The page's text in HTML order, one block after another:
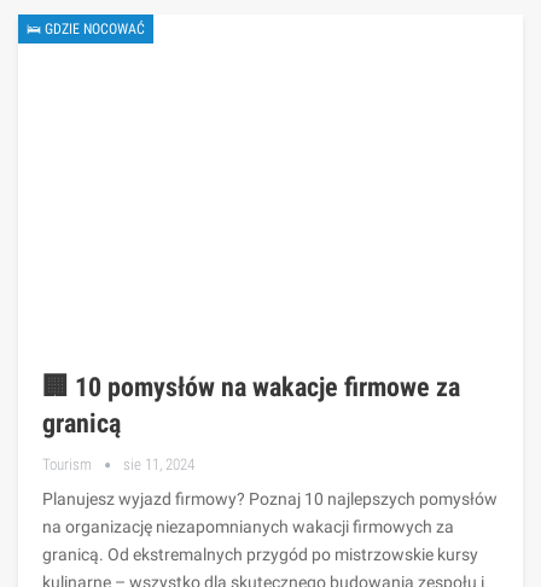
🛌 GDZIE NOCOWAĆ
🏢 10 pomysłów na wakacje firmowe za
granicą
Tourism sie 11, 2024
Planujesz wyjazd firmowy? Poznaj 10 najlepszych pomysłów
na organizację niezapomnianych wakacji firmowych za
granicą. Od ekstremalnych przygód po mistrzowskie kursy
kulinarne – wszystko dla skutecznego budowania zespołu i